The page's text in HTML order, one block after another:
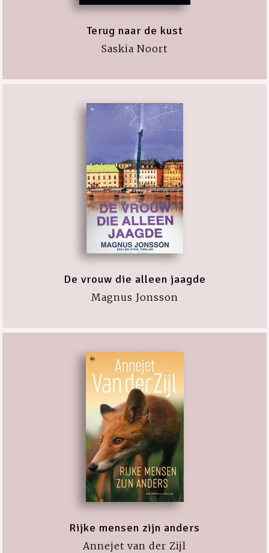
Terug naar de kust
Saskia Noort
De vrouw die alleen jaagde
Magnus Jonsson
Rijke mensen zijn anders
Annejet van der Zijl